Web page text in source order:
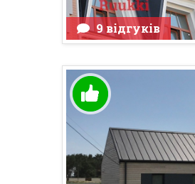
9 відгуків